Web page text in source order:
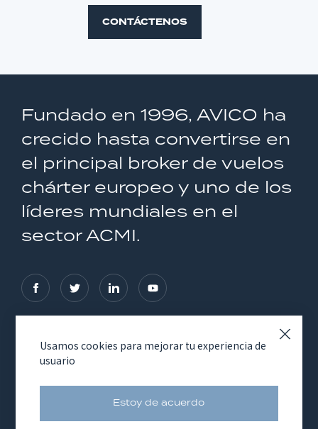
Usamos cookies para mejorar tu experiencia de
usuario
Estoy de acuerdo
CONTÁCTENOS
Fundado en 1996, AVICO ha
crecido hasta convertirse en
el principal broker de vuelos
chárter europeo y uno de los
líderes mundiales en el
sector ACMI.
NOS SERVICES
AVICO GROUP